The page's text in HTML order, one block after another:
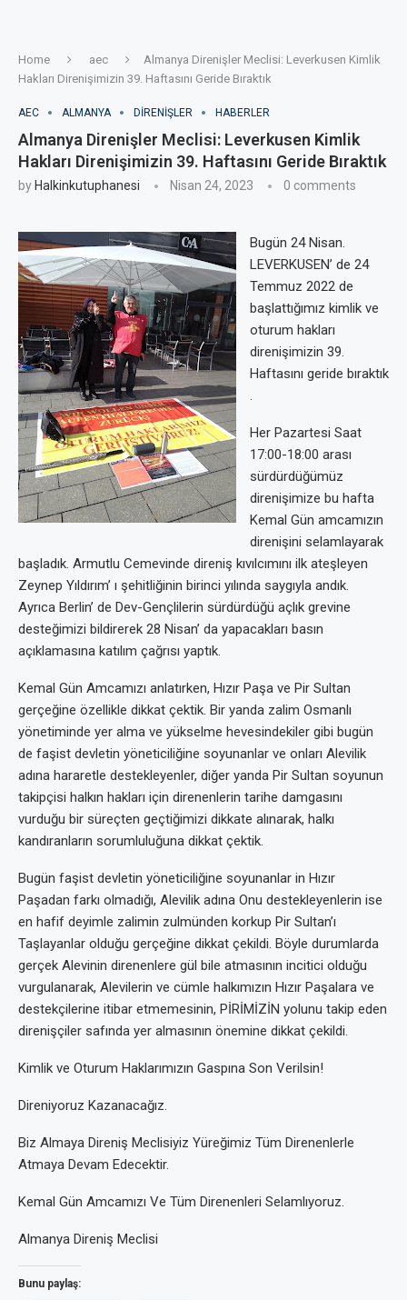
Home aec
Almanya Direnişler Meclisi: Leverkusen Kimlik
Hakları Direnişimizin 39. Haftasını Geride Bıraktık
AEC ALMANYA DIRENIŞLER HABERLER
Almanya Direnişler Meclisi: Leverkusen Kimlik
Hakları Direnişimizin 39. Haftasını Geride Bıraktık
by Halkinkutuphanesi Nisan 24, 2023 0 comments
Bugün 24 Nisan.
LEVERKUSEN’ de 24
Temmuz 2022 de
başlattığımız kimlik ve
oturum hakları
direnişimizin 39.
Haftasını geride bıraktık
.
Her Pazartesi Saat
17:00-18:00 arası
sürdürdüğümüz
direnişimize bu hafta
Kemal Gün amcamızın
direnişini selamlayarak
başladık. Armutlu Cemevinde direniş kıvılcımını ilk ateşleyen
Zeynep Yıldırım’ ı şehitliğinin birinci yılında saygıyla andık.
Ayrıca Berlin’ de Dev-Gençlilerin sürdürdüğü açlık grevine
desteğimizi bildirerek 28 Nisan’ da yapacakları basın
açıklamasına katılım çağrısı yaptık.
Kemal Gün Amcamızı anlatırken, Hızır Paşa ve Pir Sultan
gerçeğine özellikle dikkat çektik. Bir yanda zalim Osmanlı
yönetiminde yer alma ve yükselme hevesindekiler gibi bugün
de faşist devletin yöneticiliğine soyunanlar ve onları Alevilik
adına hararetle destekleyenler, diğer yanda Pir Sultan soyunun
takipçisi halkın hakları için direnenlerin tarihe damgasını
vurduğu bir süreçten geçtiğimizi dikkate alınarak, halkı
kandıranların sorumluluğuna dikkat çektik.
Bugün faşist devletin yöneticiliğine soyunanlar in Hızır
Paşadan farkı olmadığı, Alevilik adına Onu destekleyenlerin ise
en hafif deyimle zalimin zulmünden korkup Pir Sultan’ı
Taşlayanlar olduğu gerçeğine dikkat çekildi. Böyle durumlarda
gerçek Alevinin direnenlere gül bile atmasının incitici olduğu
vurgulanarak, Alevilerin ve cümle halkımızın Hızır Paşalara ve
destekçilerine itibar etmemesinin, PİRİMİZİN yolunu takip eden
direnişçiler safında yer almasının önemine dikkat çekildi.
Kimlik ve Oturum Haklarımızın Gaspına Son Verilsin!
Direniyoruz Kazanacağız.
Biz Almaya Direniş Meclisiyiz Yüreğimiz Tüm Direnenlerle
Atmaya Devam Edecektir.
Kemal Gün Amcamızı Ve Tüm Direnenleri Selamlıyoruz.
Almanya Direniş Meclisi
Bunu paylaş: